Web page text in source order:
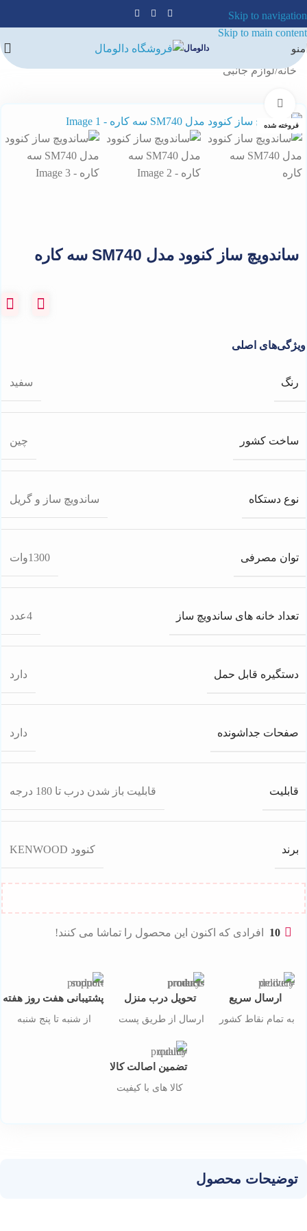
Skip to navigation
Skip to main content
منو
دالومال
خانه/لوازم جانبی
فروخته شده
ساندویچ‌ ساز کنوود مدل SM740 سه کاره
ویژگی‌های اصلی
رنگ سفید
ساخت کشور چین
نوع دستکاه ساندویچ ساز و گریل
توان مصرفی 1300وات
تعداد خانه های ساندویچ ساز 4عدد
دستگیره قابل حمل دارد
صفحات جداشونده دارد
قابلیت قابلیت باز شدن درب تا 180 درجه
برند کنوود KENWOOD
10 افرادی که اکنون این محصول را تماشا می کنند!
ارسال سریع
به تمام نقاط کشور
تحویل درب منزل
ارسال از طریق پست
پشتیبانی هفت روز هفته
از شنبه تا پنج شنبه
تضمین اصالت کالا
کالا های با کیفیت
توضیحات محصول